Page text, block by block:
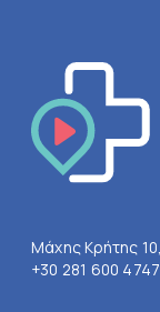
Μάχης Κρήτης
+30 281 600 4747